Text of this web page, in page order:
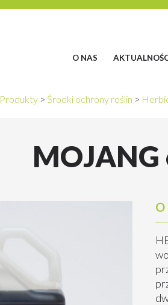
O NAS
Produkty > Środki ochrony roślin >
MOJANG
O